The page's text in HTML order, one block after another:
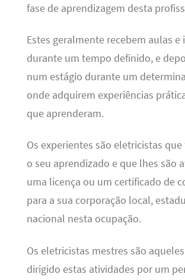
fase de aprendizagem desta
Estes geralmente recebem aulas e
durante um tempo definido, e
num estágio durante um
onde adquirem experiências
que aprenderam.
Os experientes são eletricistas
o seu aprendizado e que lhes são
uma licença ou um certificado de
para a sua corporação local,
nacional nesta ocupação.
Os eletricistas mestres são
dirigido estas atividades por um